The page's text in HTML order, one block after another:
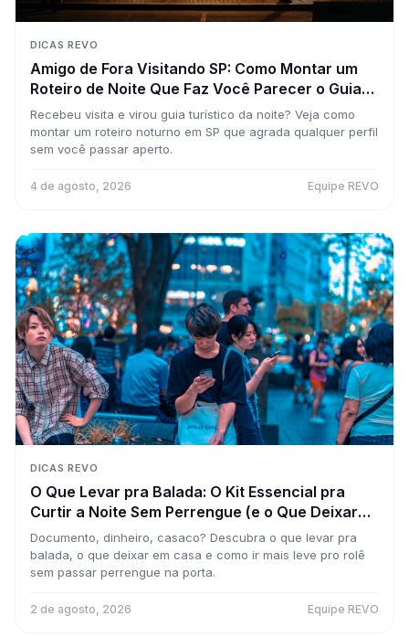
DICAS REVO
Amigo de Fora Visitando SP: Como Montar um
Roteiro de Noite Que Faz Você Parecer o Guia
Perfeito da Cidade
Recebeu visita e virou guia turístico da noite? Veja como
montar um roteiro noturno em SP que agrada qualquer perfil
sem você passar aperto.
4 de agosto, 2026 Equipe REVO
DICAS REVO
O Que Levar pra Balada: O Kit Essencial pra
Curtir a Noite Sem Perrengue (e o Que Deixar
em Casa)
Documento, dinheiro, casaco? Descubra o que levar pra
balada, o que deixar em casa e como ir mais leve pro rolê
sem passar perrengue na porta.
2 de agosto, 2026 Equipe REVO